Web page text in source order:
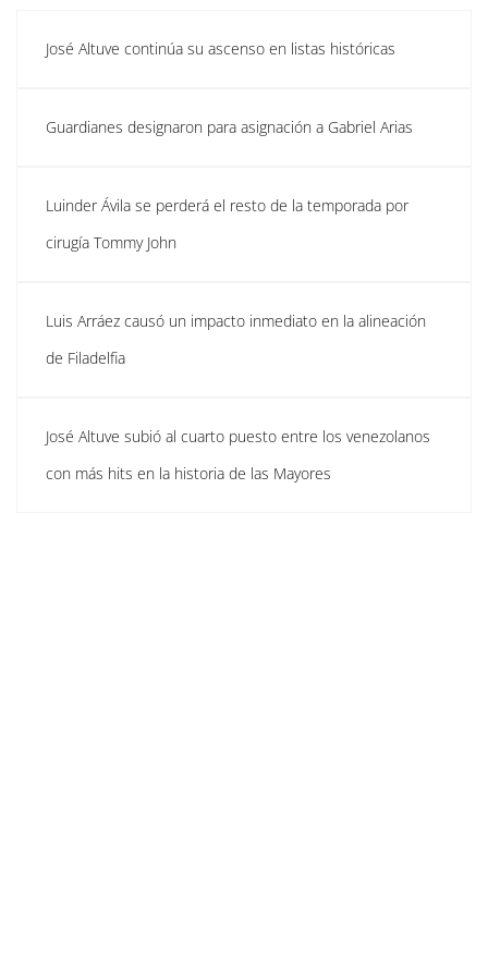
José Altuve continúa su ascenso en listas históricas
Guardianes designaron para asignación a Gabriel Arias
Luinder Ávila se perderá el resto de la temporada por
cirugía Tommy John
Luis Arráez causó un impacto inmediato en la alineación
de Filadelfia
José Altuve subió al cuarto puesto entre los venezolanos
con más hits en la historia de las Mayores